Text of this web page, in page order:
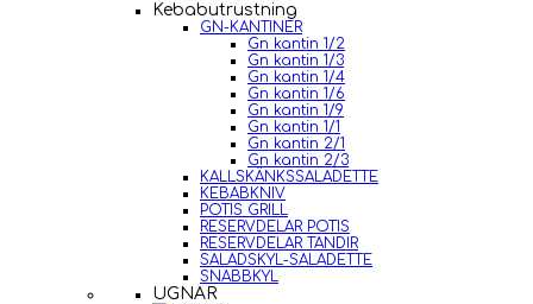
Kebabutrustning
GN-KANTINER
Gn kantin 1/2
Gn kantin 1/3
Gn kantin 1/4
Gn kantin 1/6
Gn kantin 1/9
Gn kantin 1/1
Gn kantin 2/1
Gn kantin 2/3
KALLSKÄNKSSALADETTE
KEBABKNIV
POTIS GRILL
RESERVDELAR POTIS
RESERVDELAR TANDIR
SALADSKYL-SALADETTE
SNABBKYL
UGNAR